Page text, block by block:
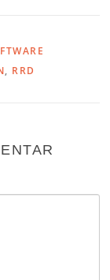
, RRD